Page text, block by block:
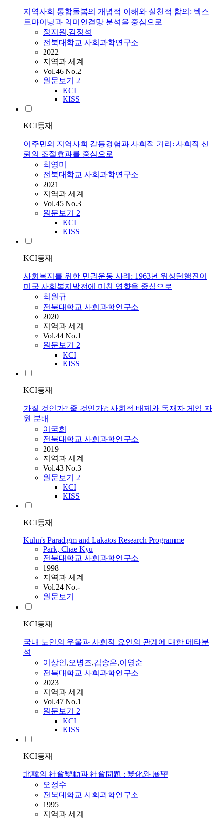
지역사회 통합돌봄의 개념적 이해와 실천적 함의: 텍스
트마이닝과 의미연결망 분석을 중심으로
정지원,김정석
전북대학교 사회과학연구소
2022
지역과 세계
Vol.46 No.2
원문보기 2
KCI
KISS
KCI등재
이주민의 지역사회 갈등경험과 사회적 거리: 사회적 신
뢰의 조절효과를 중심으로
최영미
전북대학교 사회과학연구소
2021
지역과 세계
Vol.45 No.3
원문보기 2
KCI
KISS
KCI등재
사회복지를 위한 민권운동 사례: 1963년 워싱턴행진이
미국 사회복지발전에 미친 영향을 중심으로
최원규
전북대학교 사회과학연구소
2020
지역과 세계
Vol.44 No.1
원문보기 2
KCI
KISS
KCI등재
가질 것인가? 줄 것인가?: 사회적 배제와 독재자 게임 자
원 분배
이국희
전북대학교 사회과학연구소
2019
지역과 세계
Vol.43 No.3
원문보기 2
KCI
KISS
KCI등재
Kuhn's Paradigm and Lakatos Research Programme
Park, Chae Kyu
전북대학교 사회과학연구소
1998
지역과 세계
Vol.24 No.-
원문보기
KCI등재
국내 노인의 우울과 사회적 요인의 관계에 대한 메타분
석
이상인,오병조,김송은,이영순
전북대학교 사회과학연구소
2023
지역과 세계
Vol.47 No.1
원문보기 2
KCI
KISS
KCI등재
北韓의 社會變動과 社會問題 : 變化와 展望
오정수
전북대학교 사회과학연구소
1995
지역과 세계